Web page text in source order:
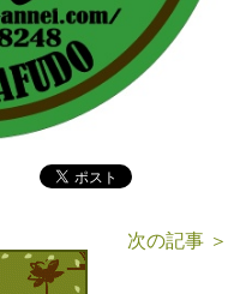
次の記事 ＞